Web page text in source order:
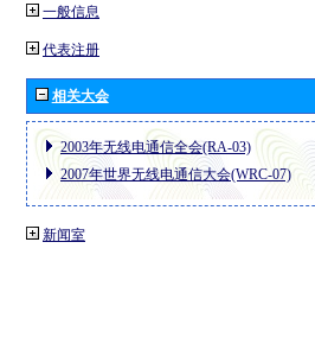
一般信息
代表注册
相关大会
2003年无线电通信全会(RA-03)
2007年世界无线电通信大会(WRC-07)
新闻室